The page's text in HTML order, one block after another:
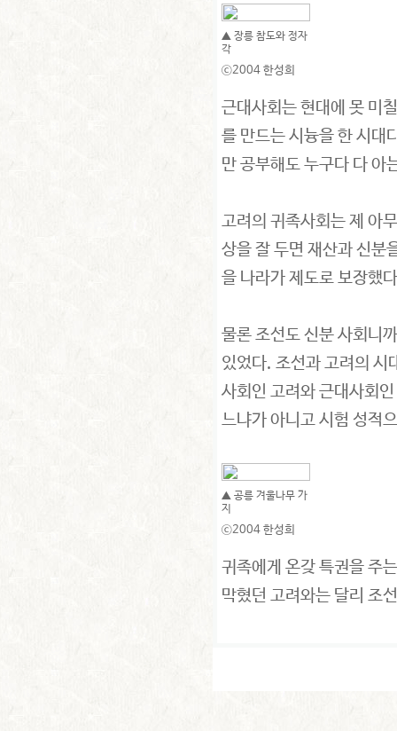
▲ 장릉 참도와 정자
각
ⓒ2004 한성희
근대사회는 현대에 못 미
를 만드는 시늉을 한 시대
만 공부해도 누구다 다 아
고려의 귀족사회는 제 아
상을 잘 두면 재산과 신분
을 나라가 제도로 보장했
물론 조선도 신분 사회니
있었다. 조선과 고려의 시
사회인 고려와 근대사회
느냐가 아니고 시험 성적
▲ 공릉 겨울나무 가
지
ⓒ2004 한성희
귀족에게 온갖 특권을 주
막혔던 고려와는 달리 조선